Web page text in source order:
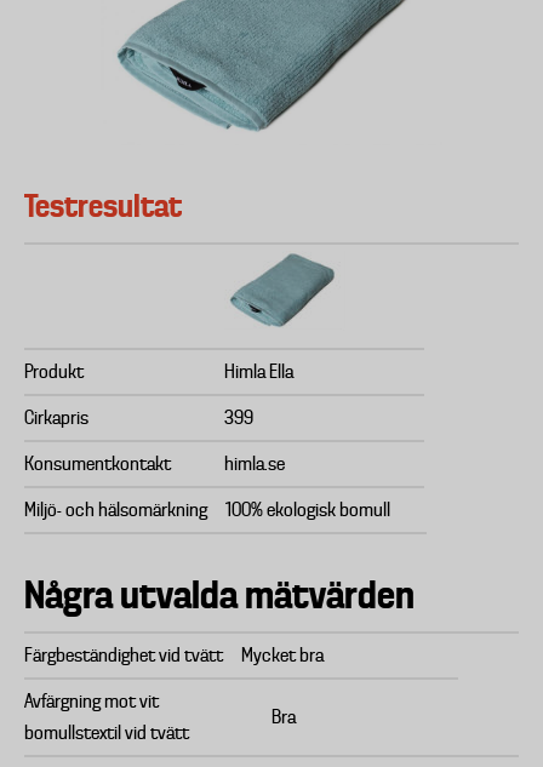
Testresultat
Produkt Himla Ella
Cirkapris 399
Konsumentkontakt himla.se
Miljö- och hälsomärkning 100% ekologisk bomull
Några utvalda mätvärden
Färgbeständighet vid tvätt Mycket bra
Avfärgning mot vit
bomullstextil vid tvätt
Bra